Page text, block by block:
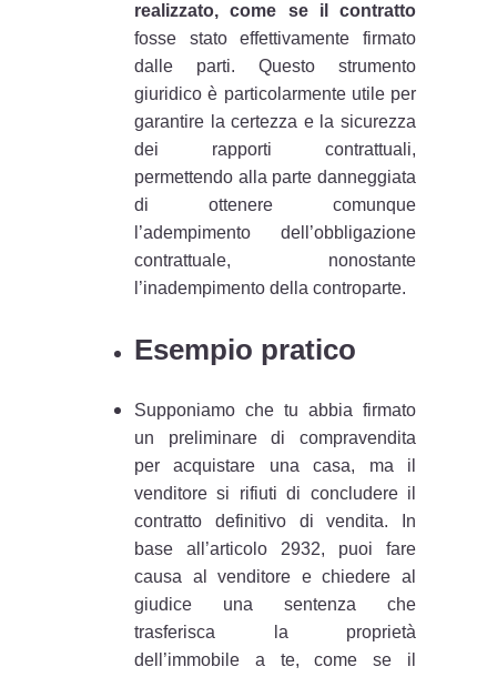
realizzato, come se il contratto
fosse stato effettivamente firmato
dalle parti. Questo strumento
giuridico è particolarmente utile per
garantire la certezza e la sicurezza
dei rapporti contrattuali,
permettendo alla parte danneggiata
di ottenere comunque
l’adempimento dell’obbligazione
contrattuale, nonostante
l’inadempimento della controparte.
Esempio pratico
Supponiamo che tu abbia firmato
un preliminare di compravendita
per acquistare una casa, ma il
venditore si rifiuti di concludere il
contratto definitivo di vendita. In
base all’articolo 2932, puoi fare
causa al venditore e chiedere al
giudice una sentenza che
trasferisca la proprietà
dell’immobile a te, come se il